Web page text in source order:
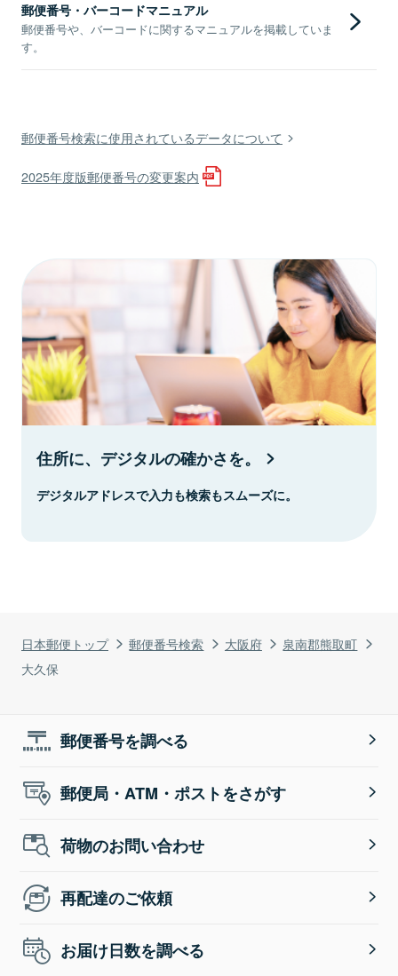
日本郵便トップ 郵便番号検索 大阪府
泉南郡熊取町
大久保
郵便番号・バーコードマニュアル
郵便番号や、バーコードに関するマニュアルを掲載していま
す。
郵便番号検索に使用されているデータについて
2025年度版郵便番号の変更案内
住所に、デジタルの確かさを。
デジタルアドレスで入力も検索もスムーズに。
郵便番号を調べる
郵便局・ATM・ポストをさがす
荷物のお問い合わせ
再配達のご依頼
お届け日数を調べる